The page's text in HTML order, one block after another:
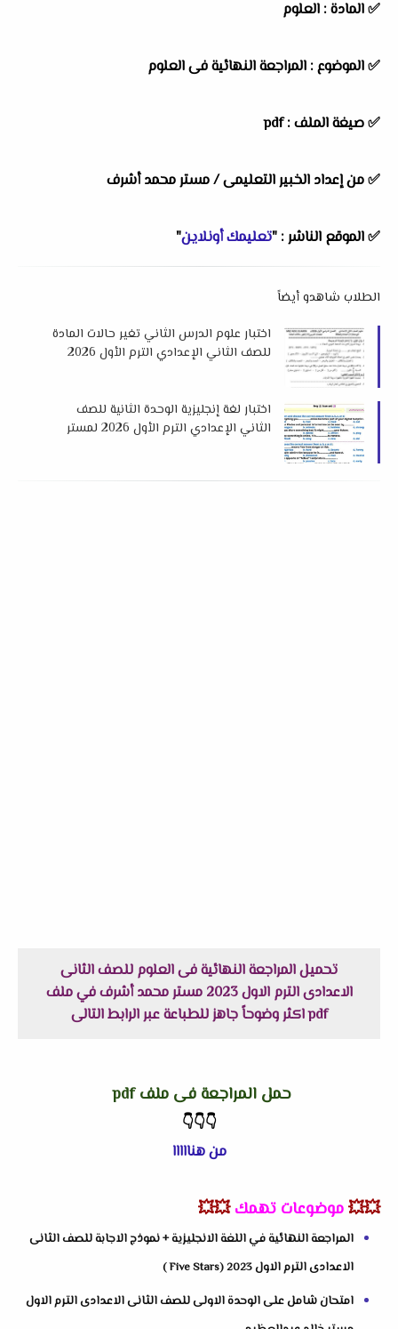
✅ المادة : العلوم
✅ الموضوع : المراجعة النهائية فى العلوم
✅ صيغة الملف : pdf
✅ من إعداد الخبير التعليمى /مستر محمد أشرف
✅ الموقع الناشر : "تعليمك أونلاين"
الطلاب شاهدو أيضاً
اختبار علوم الدرس الثاني تغير حالات المادة
للصف الثاني الإعدادي الترم الأول 2026
اختبار لغة إنجليزية الوحدة الثانية للصف
الثاني الإعدادي الترم الأول 2026 لمستر
تحميل المراجعة النهائية فى العلوم للصف الثانى
الاعدادى الترم الاول 2023 مستر محمد أشرف في ملف
pdf اكثر وضوحاً جاهز للطباعة عبر الرابط التالى
حمل المراجعة فى ملف pdf
👇
👇
👇
من هنااااا
💥💥موضوعات تهمك 💥💥
المراجعة النهائية في اللغة الانجليزية + نموذج الاجابة للصف الثانى
الاعدادى الترم الاول 2023 (Five Stars )
امتحان شامل على الوحدة الاولى للصف الثانى الاعدادى الترم الاول